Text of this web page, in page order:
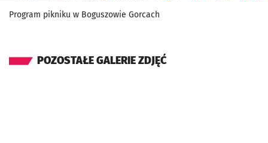
Program pikniku w Boguszowie Gorcach
POZOSTAŁE GALERIE ZDJĘĆ